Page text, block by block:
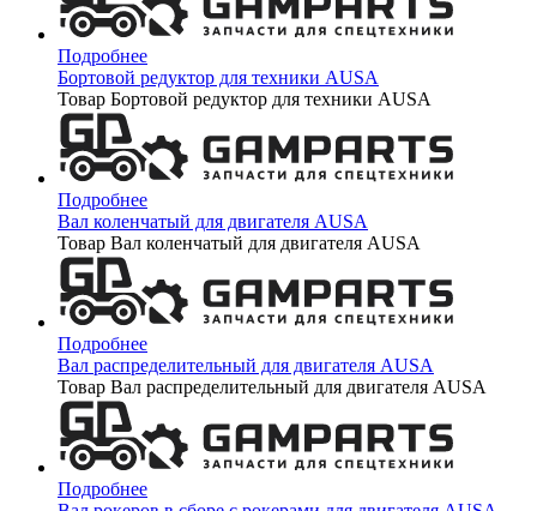
Подробнее
Бортовой редуктор для техники AUSA
Товар Бортовой редуктор для техники AUSA
Подробнее
Вал коленчатый для двигателя AUSA
Товар Вал коленчатый для двигателя AUSA
Подробнее
Вал распределительный для двигателя AUSA
Товар Вал распределительный для двигателя AUSA
Подробнее